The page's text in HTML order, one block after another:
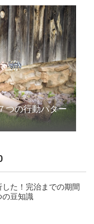
つの行動パター
した！完治までの期間
の豆知識